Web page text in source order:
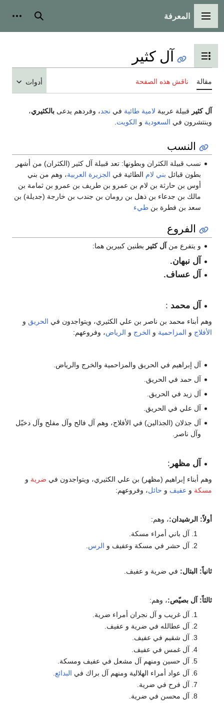
القائمة الرئيسية
المعرفة بحث
تبديل عرض جدول المحتويات
آل كثير
مقالة ناقش هذه الصفحة أدوات
آل كثير قبيلة عربية لامية طائية في نجد، وفردهم يدعى بالكثيري،
وينتشرون في السعودية و الكويت
النسب
نسب قبيلة الكثران وبطونها‪:‬‬ ‫تعد قبيلة آل كثير (الكثران) من أشهر
بطون قبائل بني لام الجزيرة العربية، وهم من بني
أوس بن حارثة بن لام بن عمرو بن طريف بن عمرو‬ ‫بن ثمامة بن
مالك بن جدعاء بن ذهل بن رومان بن جندب بن‬ ‫خارجة (جديلة) بن
سعد بن فطرة بنطيء
الفروع
و يتفرع من آل كثير بطنين كبيرين هما:
آل نبهان.
آل عساف.
آل محمد :
وهم أبناء محمد بن ناصر بن علي الكثيري، ويتواجدون في الحريق و
الأفلاج و المزاحمية و الخرج و الرياض، وفروعهم:
آل إبراهيم في الحريق والمزاحمية والخرج والرياض.
آل حمد في الحريق.
آل زيد في الحريق.
آل علي في الحريق.
آل جذلان (الجذالين) في الأفلاج، وهم آل فالح وآل مفلح وآل دخيّل
وآل ناصر.
آل مظهر :
وهم أبناء إبراهيم (مظهر) بن علي الكثيري، ويتواجدون في ضرية و
مسكة و عفيف و حائل، وفروعهم:
أولاً: الرشيدان:، وهم:
آل باني أمراء مسكة.
آل حشر في مسكة وعفيف و الرس
ثانياً: البتال: في ضرية و عفيف.
ثالثاً: آل بصيّص:، وهم:
آل غريب و آل نجران أمراء ضرية.
آل عطالله في ضرية و عفيف.
آل شقيم في عفيف.
آل غمس في عفيف.
آل حسين ومنهم آل مشعل في عفيف ومسكة.
آل عواد أمراء الهلالية ومنهم آل براك في البدائع
آل فرح في ضرية.
آل محسن في ضرية.